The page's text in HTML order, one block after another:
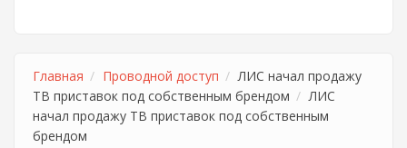
Главная Проводной доступ
ЛИС начал продажу
ТВ приставок под собственным брендом
ЛИС
начал продажу ТВ приставок под собственным
брендом